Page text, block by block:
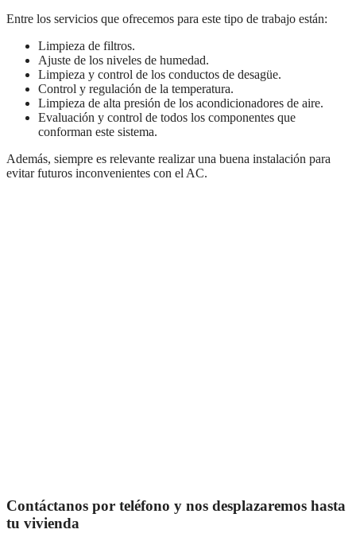
Entre los servicios que ofrecemos para este tipo de trabajo están:
Limpieza de filtros.
Ajuste de los niveles de humedad.
Limpieza y control de los conductos de desagüe.
Control y regulación de la temperatura.
Limpieza de alta presión de los acondicionadores de aire.
Evaluación y control de todos los componentes que
conforman este sistema.
Además, siempre es relevante realizar una buena instalación para
evitar futuros inconvenientes con el AC.
Contáctanos por teléfono y nos desplazaremos hasta
tu vivienda